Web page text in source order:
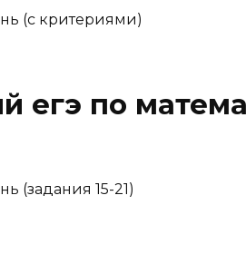
(с критериями)
егэ по
(задания 15-21)